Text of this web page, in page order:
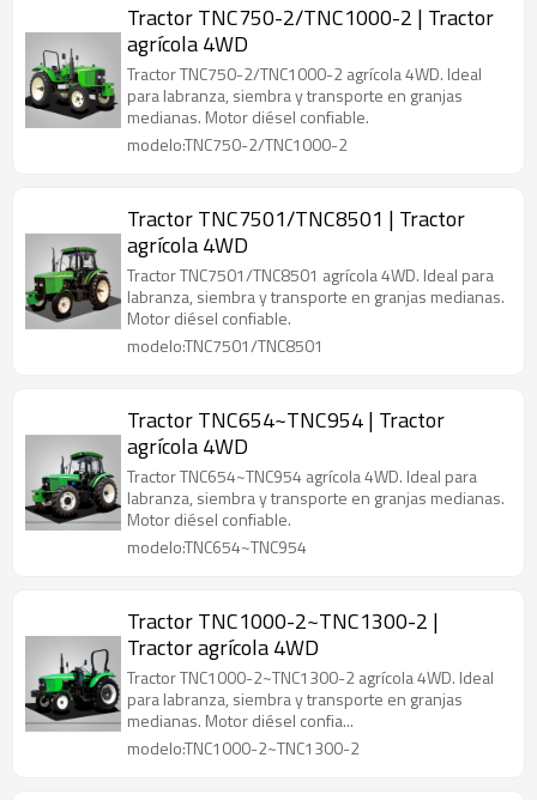
Tractor TNC750-2/TNC1000-2 | Tractor
agrícola 4WD
Tractor TNC750-2/TNC1000-2 agrícola 4WD. Ideal
para labranza, siembra y transporte en granjas
medianas. Motor diésel confiable.
modelo:TNC750-2/TNC1000-2
Tractor TNC7501/TNC8501 | Tractor
agrícola 4WD
Tractor TNC7501/TNC8501 agrícola 4WD. Ideal para
labranza, siembra y transporte en granjas medianas.
Motor diésel confiable.
modelo:TNC7501/TNC8501
Tractor TNC654~TNC954 | Tractor
agrícola 4WD
Tractor TNC654~TNC954 agrícola 4WD. Ideal para
labranza, siembra y transporte en granjas medianas.
Motor diésel confiable.
modelo:TNC654~TNC954
Tractor TNC1000-2~TNC1300-2 |
Tractor agrícola 4WD
Tractor TNC1000-2~TNC1300-2 agrícola 4WD. Ideal
para labranza, siembra y transporte en granjas
medianas. Motor diésel confia...
modelo:TNC1000-2~TNC1300-2